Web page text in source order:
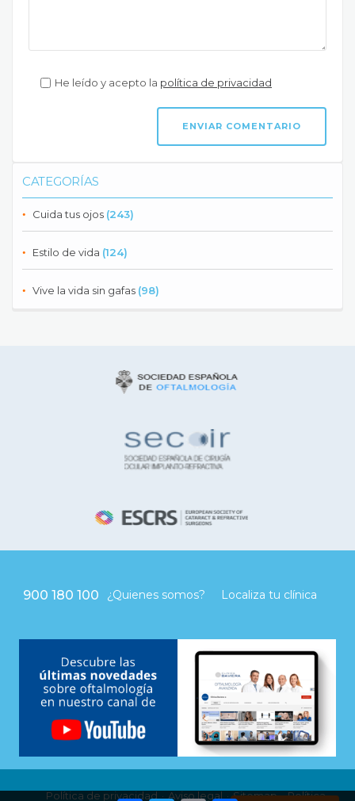
He leído y acepto la política de privacidad
CATEGORÍAS
Cuida tus ojos (243)
Estilo de vida (124)
Vive la vida sin gafas (98)
900 180 100 ¿Quienes somos? Localiza tu clínica
Política de privacidad Aviso legal Sitemap Política